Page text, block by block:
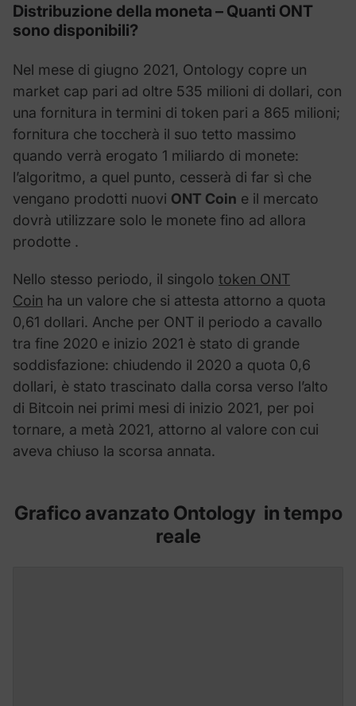
Distribuzione della moneta – Quanti ONT
sono disponibili?
Nel mese di giugno 2021, Ontology copre un
market cap pari ad oltre 535 milioni di dollari, con
una fornitura in termini di token pari a 865 milioni;
fornitura che toccherà il suo tetto massimo
quando verrà erogato 1 miliardo di monete:
l’algoritmo, a quel punto, cesserà di far sì che
vengano prodotti nuovi ONT Coin e il mercato
dovrà utilizzare solo le monete fino ad allora
prodotte .
Nello stesso periodo, il singolo token ONT
Coin ha un valore che si attesta attorno a quota
0,61 dollari. Anche per ONT il periodo a cavallo
tra fine 2020 e inizio 2021 è stato di grande
soddisfazione: chiudendo il 2020 a quota 0,6
dollari, è stato trascinato dalla corsa verso l’alto
di Bitcoin nei primi mesi di inizio 2021, per poi
tornare, a metà 2021, attorno al valore con cui
aveva chiuso la scorsa annata.
Grafico avanzato Ontology in tempo
reale